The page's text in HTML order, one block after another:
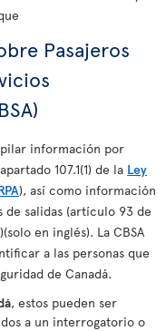
Pasajeros
información por
107.1(1) de la Ley
), así como información
salidas (artículo 93 de
)(solo en inglés). La CBSA
a las personas que
de Canadá.
, estos pueden ser
a un interrogatorio o